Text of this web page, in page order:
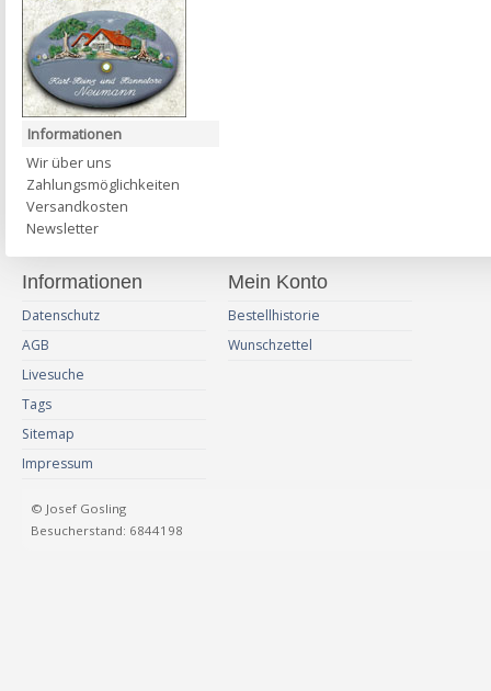
Informationen
Wir über uns
Zahlungsmöglichkeiten
Versandkosten
Newsletter
Informationen
Datenschutz
AGB
Livesuche
Tags
Sitemap
Impressum
Mein Konto
Bestellhistorie
Wunschzettel
© Josef Gosling
Besucherstand: 6844198